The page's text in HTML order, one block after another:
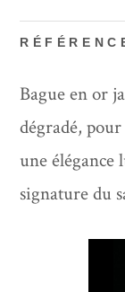
Bague en or
dégradé,
une élégance
signature du